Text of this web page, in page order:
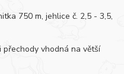
750 m, jehlice č. 2,5 - 3,5,
přechody vhodná na větší